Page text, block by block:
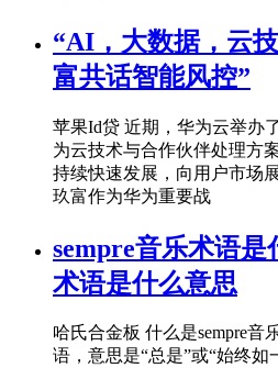
“AI，大数据，云
富共话智能风控”
苹果Id贷 近期，华为云举办
为云技术与合作伙伴处理方
持续快速发展，向用户市场
玖富作为华为重要战
sempre音乐术语是
术语是什么意思
哈氏合金板 什么是sempre音
语，意思是“总是”或“始终如